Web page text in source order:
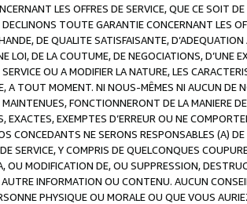
LES OFFRES DE SERVICE, QUE CE SOIT
TOUTE GARANTIE CONCERNANT LES
DE QUALITE SATISFAISANTE,
LOI, DE LA COUTUME, DE NEGOCIATIONS, D’UNE
OU A MODIFIER LA NATURE, LES
A TOUT MOMENT. NI NOUS-MÊMES NI AUCUN DE
FONCTIONNERONT DE LA MANIERE
EXACTES, EXEMPTES D’ERREUR OU NE
CONCEDANTS NE SERONS RESPONSABLES (A)
SERVICE, Y COMPRIS DE QUELCONQUES
OU MODIFICATION DE, OU SUPPRESSION,
INFORMATION OU CONTENU. AUCUN
PHYSIQUE OU MORALE OU QUE VOUS